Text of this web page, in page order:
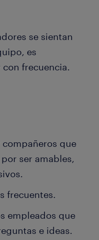
se sientan
es
frecuencia.
compañeros que
ser amables,
frecuentes.
empleados que
e ideas.